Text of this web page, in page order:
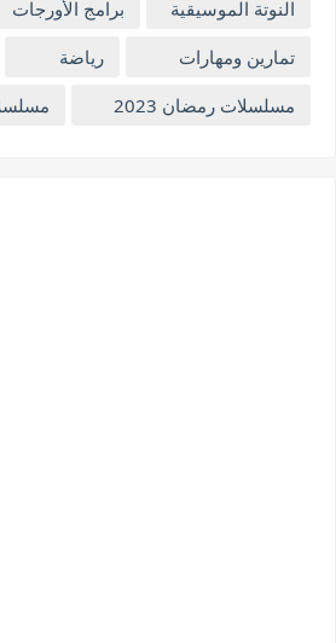
النوتة الموسيقية
برامج الأورجات
تمارين ومهارات
رياضة
مسلسلات رمضان 2023